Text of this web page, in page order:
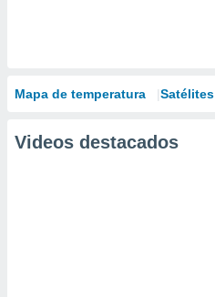
Mapa de temperatura Satélites
Videos destacados